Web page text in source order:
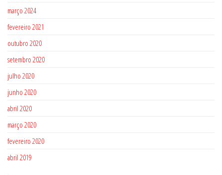
março 2024
fevereiro 2021
outubro 2020
setembro 2020
julho 2020
junho 2020
abril 2020
março 2020
fevereiro 2020
abril 2019